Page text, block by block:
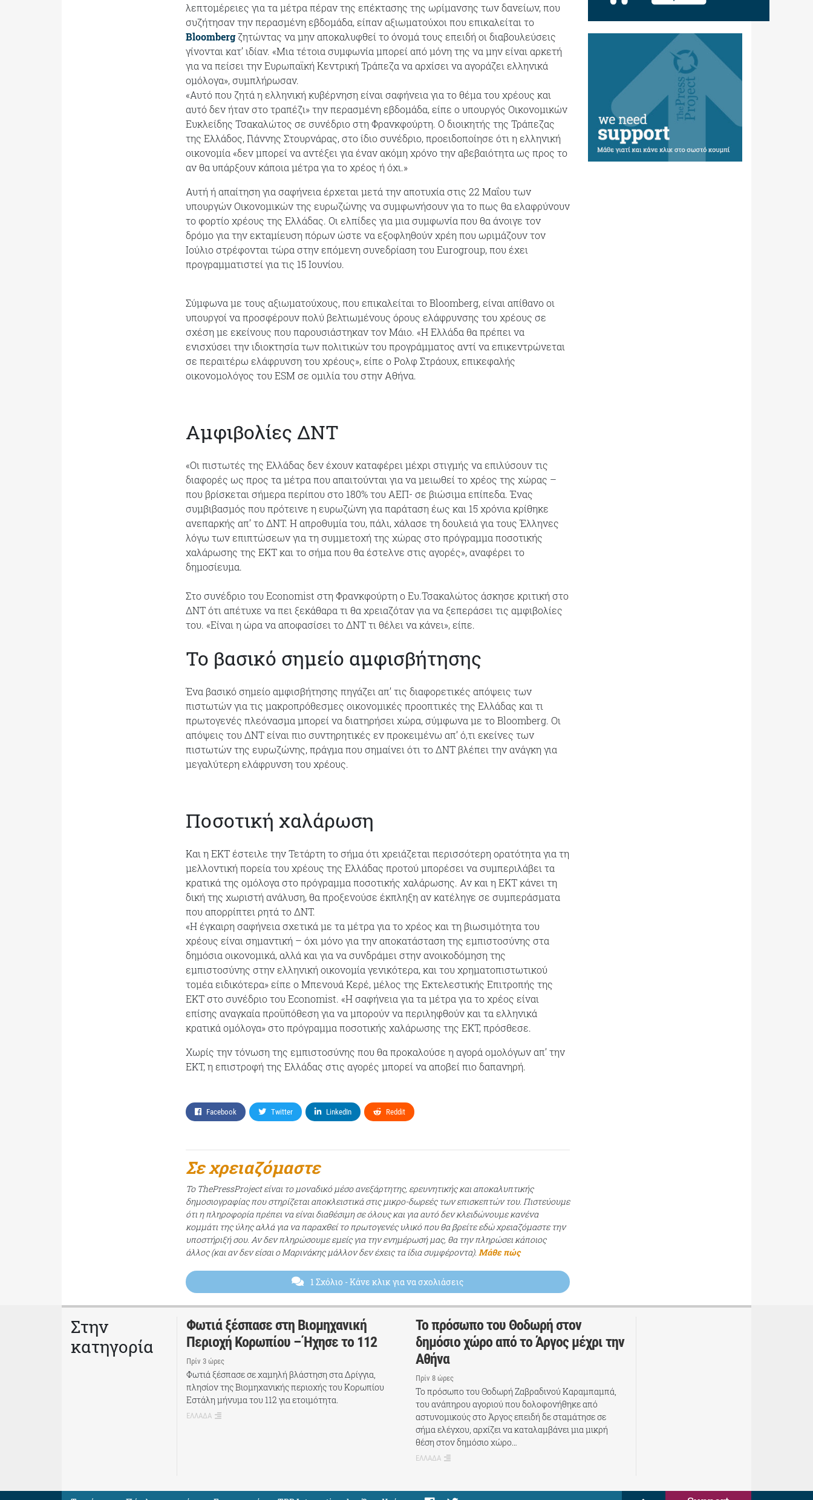
λεπτομέρειες για τα μέτρα πέραν της επέκτασης της ωρίμανσης των δανείων, που
συζήτησαν την περασμένη εβδομάδα, είπαν αξιωματούχοι που επικαλείται το
Bloombergζητώντας να μην αποκαλυφθεί το όνομά τους επειδή οι διαβουλεύσεις
γίνονται κατ’ ιδίαν. «Μια τέτοια συμφωνία μπορεί από μόνη της να μην είναι αρκετή
για να πείσει την Ευρωπαϊκή Κεντρική Τράπεζα να αρχίσει να αγοράζει ελληνικά
ομόλογα», συμπλήρωσαν.
«Αυτό που ζητά η ελληνική κυβέρνηση είναι σαφήνεια για το θέμα του χρέους και
αυτό δεν ήταν στο τραπέζι» την περασμένη εβδομάδα, είπε ο υπουργός Οικονομικών
Ευκλείδης Τσακαλώτος σε συνέδριο στη Φρανκφούρτη. Ο διοικητής της Τράπεζας
της Ελλάδος, Γιάννης Στουρνάρας, στο ίδιο συνέδριο, προειδοποίησε ότι η ελληνική
οικονομία «δεν μπορεί να αντέξει για έναν ακόμη χρόνο την αβεβαιότητα ως προς το
αν θα υπάρξουν κάποια μέτρα για το χρέος ή όχι.»
Αυτή ή απαίτηση για σαφήνεια έρχεται μετά την αποτυχία στις 22 Μαΐου των
υπουργών Οικονομικών της ευρωζώνης να συμφωνήσουν για το πως θα ελαφρύνουν
το φορτίο χρέους της Ελλάδας. Οι ελπίδες για μια συμφωνία που θα άνοιγε τον
δρόμο για την εκταμίευση πόρων ώστε να εξοφληθούν χρέη που ωριμάζουν τον
Ιούλιο στρέφονται τώρα στην επόμενη συνεδρίαση του Eurogroup, που έχει
προγραμματιστεί για τις 15 Ιουνίου.
Σύμφωνα με τους αξιωματούχους, που επικαλείται το Bloomberg, είναι απίθανο οι
υπουργοί να προσφέρουν πολύ βελτιωμένους όρους ελάφρυνσης του χρέους σε
σχέση με εκείνους που παρουσιάστηκαν τον Μάιο. «Η Ελλάδα θα πρέπει να
ενισχύσει την ιδιοκτησία των πολιτικών του προγράμματος αντί να επικεντρώνεται
σε περαιτέρω ελάφρυνση του χρέους», είπε ο Ρολφ Στράουχ, επικεφαλής
οικονομολόγος του ESM σε ομιλία του στην Αθήνα.
Αμφιβολίες ΔΝΤ
«Οι πιστωτές της Ελλάδας δεν έχουν καταφέρει μέχρι στιγμής να επιλύσουν τις
διαφορές ως προς τα μέτρα που απαιτούνται για να μειωθεί το χρέος της χώρας –
που βρίσκεται σήμερα περίπου στο 180% του ΑΕΠ- σε βιώσιμα επίπεδα. Ένας
συμβιβασμός που πρότεινε η ευρωζώνη για παράταση έως και 15 χρόνια κρίθηκε
ανεπαρκής απ’ το ΔΝΤ. Η απροθυμία του, πάλι, χάλασε τη δουλειά για τους Έλληνες
λόγω των επιπτώσεων για τη συμμετοχή της χώρας στο πρόγραμμα ποσοτικής
χαλάρωσης της ΕΚΤ και το σήμα που θα έστελνε στις αγορές», αναφέρει το
δημοσίευμα.
Στο συνέδριο του Economist στη Φρανκφούρτη ο Eυ.Τσακαλώτος άσκησε κριτική στο
ΔΝΤ ότι απέτυχε να πει ξεκάθαρα τι θα χρειαζόταν για να ξεπεράσει τις αμφιβολίες
του. «Είναι η ώρα να αποφασίσει το ΔΝΤ τι θέλει να κάνει», είπε.
Το βασικό σημείο αμφισβήτησης
Ένα βασικό σημείο αμφισβήτησης πηγάζει απ’ τις διαφορετικές απόψεις των
πιστωτών για τις μακροπρόθεσμες οικονομικές προοπτικές της Ελλάδας και τι
πρωτογενές πλεόνασμα μπορεί να διατηρήσει χώρα, σύμφωνα με το Bloomberg. Οι
απόψεις του ΔΝΤ είναι πιο συντηρητικές εν προκειμένω απ’ ό,τι εκείνες των
πιστωτών της ευρωζώνης, πράγμα που σημαίνει ότι το ΔΝΤ βλέπει την ανάγκη για
μεγαλύτερη ελάφρυνση του χρέους.
Ποσοτική χαλάρωση
Και η ΕΚΤ έστειλε την Τετάρτη το σήμα ότι χρειάζεται περισσότερη ορατότητα για τη
μελλοντική πορεία του χρέους της Ελλάδας προτού μπορέσει να συμπεριλάβει τα
κρατικά της ομόλογα στο πρόγραμμα ποσοτικής χαλάρωσης. Αν και η ΕΚΤ κάνει τη
δική της χωριστή ανάλυση, θα προξενούσε έκπληξη αν κατέληγε σε συμπεράσματα
που απορρίπτει ρητά το ΔΝΤ.
«Η έγκαιρη σαφήνεια σχετικά με τα μέτρα για το χρέος και τη βιωσιμότητα του
χρέους είναι σημαντική – όχι μόνο για την αποκατάσταση της εμπιστοσύνης στα
δημόσια οικονομικά, αλλά και για να συνδράμει στην ανοικοδόμηση της
εμπιστοσύνης στην ελληνική οικονομία γενικότερα, και του χρηματοπιστωτικού
τομέα ειδικότερα» είπε ο Μπενουά Κερέ, μέλος της Εκτελεστικής Επιτροπής της
ΕΚΤ στο συνέδριο του Economist. «Η σαφήνεια για τα μέτρα για το χρέος είναι
επίσης αναγκαία προϋπόθεση για να μπορούν να περιληφθούν και τα ελληνικά
κρατικά ομόλογα» στο πρόγραμμα ποσοτικής χαλάρωσης της ΕΚΤ, πρόσθεσε.
Χωρίς την τόνωση της εμπιστοσύνης που θα προκαλούσε η αγορά ομολόγων απ’ την
ΕΚΤ, η επιστροφή της Ελλάδας στις αγορές μπορεί να αποβεί πιο δαπανηρή.
Facebook Twitter LinkedIn Reddit
Σε χρειαζόμαστε
Το ThePressProject είναι το μοναδικό μέσο ανεξάρτητης, ερευνητικής και αποκαλυπτικής
δημοσιογραφίας που στηρίζεται αποκλειστικά στις μικρο-δωρεές των επισκεπτών του. Πιστεύουμε
ότι η πληροφορία πρέπει να είναι διαθέσιμη σε όλους και για αυτό δεν κλειδώνουμε κανένα
κομμάτι της ύλης αλλά για να παραχθεί το πρωτογενές υλικό που θα βρείτε εδώ χρειαζόμαστε την
υποστήριξή σου. Αν δεν πληρώσουμε εμείς για την ενημέρωσή μας, θα την πληρώσει κάποιος
άλλος (και αν δεν είσαι ο Μαρινάκης μάλλον δεν έχεις τα ίδια συμφέροντα). Μάθε πώς
1 Σχόλιο - Κάνε κλικ για να σχολιάσεις
Στην
κατηγορία
Φωτιά ξέσπασε στη Βιομηχανική
Περιοχή Κορωπίου – Ήχησε το 112
Πρίν 3 ώρες
Φωτιά ξέσπασε σε χαμηλή βλάστηση στα Δρίγγια,
πλησίον της Βιομηχανικής περιοχής του Κορωπίου
Εστάλη μήνυμα του 112 για ετοιμότητα.
ΕΛΛΑΔΑ
Το πρόσωπο του Θοδωρή στον
δημόσιο χώρο από το Άργος μέχρι την
Αθήνα
Πρίν 8 ώρες
Το πρόσωπο του Θοδωρή Ζαβραδινού Καραμπαμπά,
του ανάπηρου αγοριού που δολοφονήθηκε από
αστυνομικούς στο Άργος επειδή δε σταμάτησε σε
σήμα ελέγχου, αρχίζει να καταλαμβάνει μια μικρή
θέση στον δημόσιο χώρο…
ΕΛΛΑΔΑ